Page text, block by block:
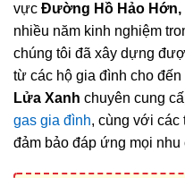
vực Đường Hồ Hảo Hớn,
nhiều năm kinh nghiệm
chúng tôi đã xây dựng
từ các hộ gia đình cho
Lửa Xanh chuyên cung
gas gia đình, cùng với các
đảm bảo đáp ứng mọi nhu